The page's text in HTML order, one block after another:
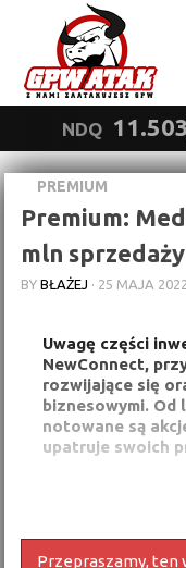
NDQ
PREMIUM
Premium:
mln
BYBŁAŻEJ · 25 MAJA
Uwagę części
NewConnect,
rozwijające się
biznesowymi.
notowane są
upatruje swoich
Przepraszamy, ten
prywatności